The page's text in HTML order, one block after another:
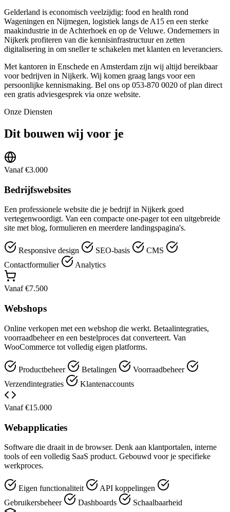
Gelderland is economisch veelzijdig: food en health rond
Wageningen en Nijmegen, logistiek langs de A15 en een sterke
maakindustrie in de Achterhoek en op de Veluwe. Ondernemers in
Nijkerk profiteren van die kennisinfrastructuur en zetten
digitalisering in om sneller te schakelen met klanten en leveranciers.
Met kantoren in Enschede en Amsterdam zijn wij altijd bereikbaar
voor bedrijven in Nijkerk. Wij komen graag langs voor een
persoonlijke kennismaking. Bel ons op 053-870 0020 of plan direct
een gratis adviesgesprek via onze website.
Onze Diensten
Dit bouwen wij voor je
Vanaf €3.000
Bedrijfswebsites
Een professionele website die je bedrijf in Nijkerk goed
vertegenwoordigt. Van een compacte one-pager tot een uitgebreide
site met blog, formulieren en meerdere landingspagina's.
Responsive design SEO-basis
CMS
Contactformulier
Analytics
Vanaf €7.500
Webshops
Online verkopen met een webshop die werkt. Betaalintegraties,
voorraadbeheer en een bestelproces dat converteert. Van
WooCommerce tot volledig eigen platforms.
Productbeheer Betalingen
Voorraadbeheer
Verzendintegraties
Klantenaccounts
Vanaf €15.000
Webapplicaties
Software die draait in de browser. Denk aan klantportalen, interne
tools of een volledig SaaS product. Gebouwd voor je specifieke
werkproces.
Eigen functionaliteit
API koppelingen
Gebruikersbeheer
Dashboards Schaalbaarheid